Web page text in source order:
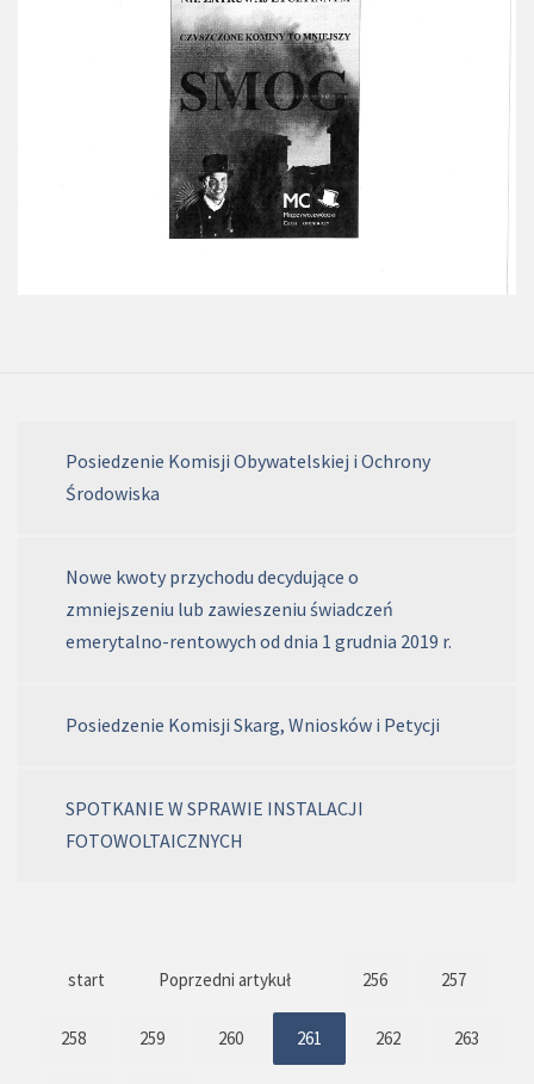
Posiedzenie Komisji Obywatelskiej i Ochrony
Środowiska
Nowe kwoty przychodu decydujące o
zmniejszeniu lub zawieszeniu świadczeń
emerytalno-rentowych od dnia 1 grudnia 2019 r.
Posiedzenie Komisji Skarg, Wniosków i Petycji
SPOTKANIE W SPRAWIE INSTALACJI
FOTOWOLTAICZNYCH
start Poprzedni artykuł 256 257
258 259 260 261 262 263